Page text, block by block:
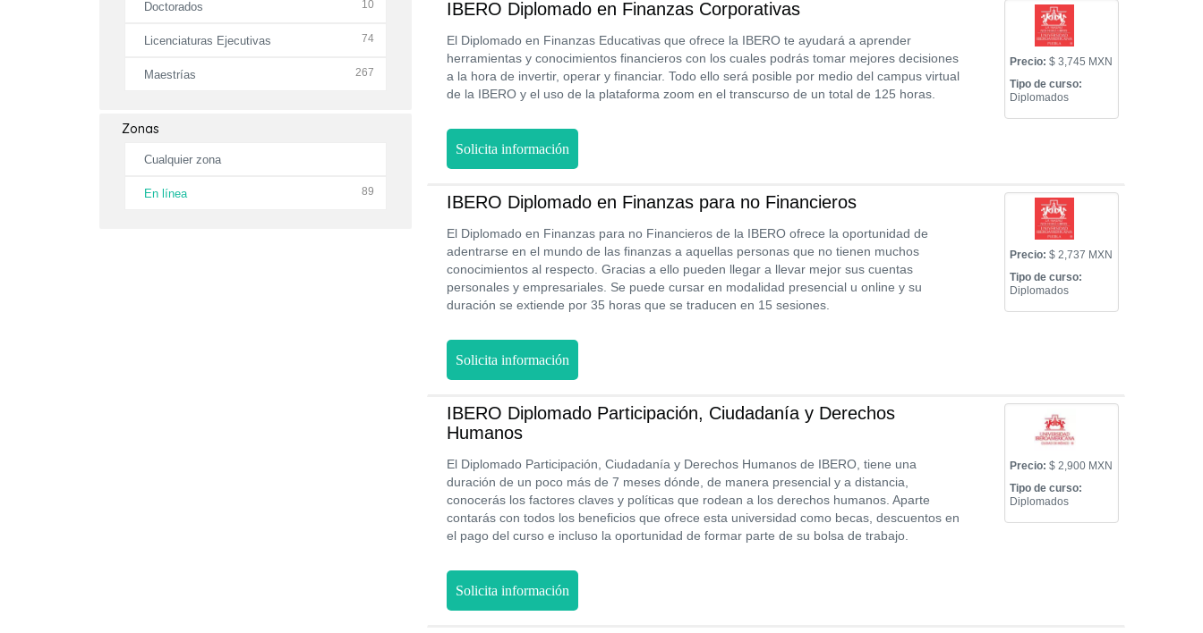
Doctorados 10
Licenciaturas Ejecutivas 74
Maestrías 267
Zonas
Cualquier zona
En línea 89
IBERO Diplomado en Finanzas Corporativas
El Diplomado en Finanzas Educativas que ofrece la IBERO te ayudará a aprender
herramientas y conocimientos financieros con los cuales podrás tomar mejores decisiones
a la hora de invertir, operar y financiar. Todo ello será posible por medio del campus virtual
de la IBERO y el uso de la plataforma zoom en el transcurso de un total de 125 horas.
Precio: $ 3,745 MXN
Tipo de curso:
Diplomados
Solicita información
IBERO Diplomado en Finanzas para no Financieros
El Diplomado en Finanzas para no Financieros de la IBERO ofrece la oportunidad de
adentrarse en el mundo de las finanzas a aquellas personas que no tienen muchos
conocimientos al respecto. Gracias a ello pueden llegar a llevar mejor sus cuentas
personales y empresariales. Se puede cursar en modalidad presencial u online y su
duración se extiende por 35 horas que se traducen en 15 sesiones.
Precio: $ 2,737 MXN
Tipo de curso:
Diplomados
Solicita información
IBERO Diplomado Participación, Ciudadanía y Derechos
Humanos
El Diplomado Participación, Ciudadanía y Derechos Humanos de IBERO, tiene una
duración de un poco más de 7 meses dónde, de manera presencial y a distancia,
conocerás los factores claves y políticas que rodean a los derechos humanos. Aparte
contarás con todos los beneficios que ofrece esta universidad como becas, descuentos en
el pago del curso e incluso la oportunidad de formar parte de su bolsa de trabajo.
Precio: $ 2,900 MXN
Tipo de curso:
Diplomados
Solicita información